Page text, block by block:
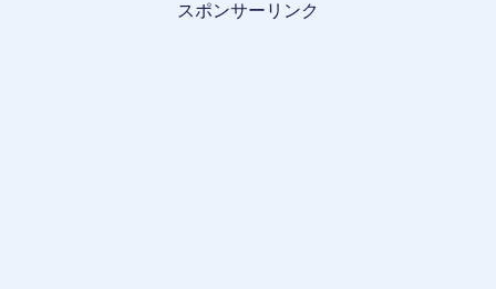
スポンサーリンク